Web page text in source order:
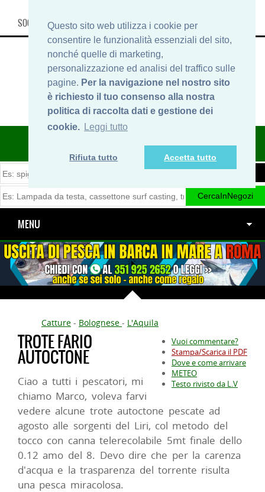
Questo sito web utilizza i cookie per
consentire le funzionalità essenziali del sito,
nonché quelle di marketing,
personalizzazione ed analisi del traffico sulle
pagine. Per la navigazione nel nostro sito
è richiesto il tuo consenso alla nostra
politica di raccolta dati e gestione dei
cookie. Leggi tutto
Rifiuta tutto Accetta tutto
SOCIAL, INFO & SHOP
ITINERARIDIPESCA.IT
MENU
Catture - Bolognese - L'Aquila
Vuoi commentare?
Stampa/Scarica il PDF
Dove e come arrivare
METEO
Testo rivisto da L.V
TROTE FARIO
AUTOCTONE
Ciao a tutti i pescatori, mi
chiamo Marco, voleva farvi
vedere alcune trote autoctone pescate ad
agosto alle sorgenti del Liri, col metodo del
tocco con canna telerecolabile 5mt finale dello
0.12 amo del 8. Devo dire che per la carenza
d'acqua e la trasparenza del torrente risulta
una pesca miracolosa.